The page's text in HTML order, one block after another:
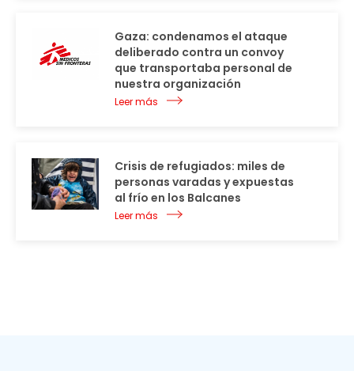
Gaza: condenamos el ataque
deliberado contra un convoy
que transportaba personal de
nuestra organización
Leer más
Crisis de refugiados: miles de
personas varadas y expuestas
al frío en los Balcanes
Leer más